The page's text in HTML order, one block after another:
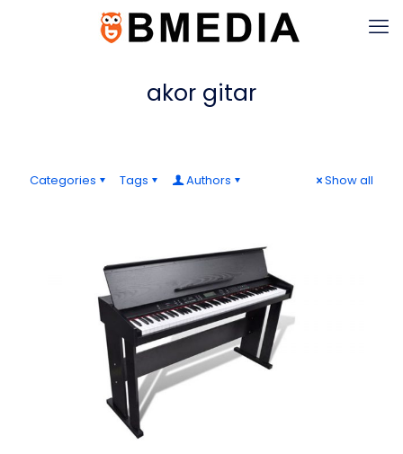
akor gitar
Categories Tags Authors Show all